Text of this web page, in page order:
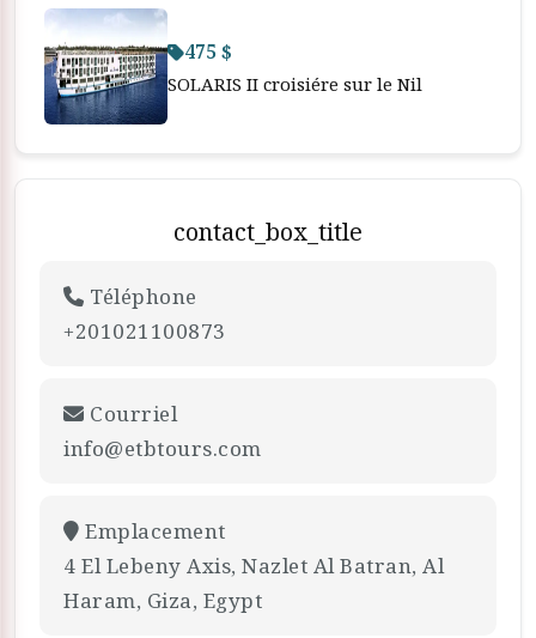
475 $
SOLARIS II croisiére sur le Nil
contact_box_title
Téléphone
+201021100873
Courriel
info@etbtours.com
Emplacement
4 El Lebeny Axis, Nazlet Al Batran, Al
Haram, Giza, Egypt